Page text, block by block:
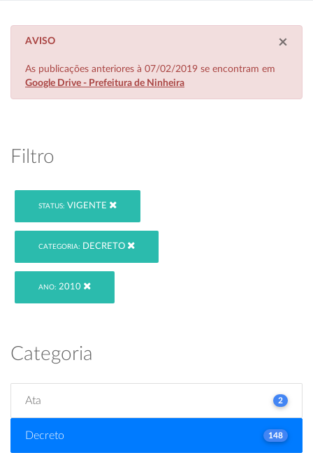
×
AVISO
As publicações anteriores à 07/02/2019 se encontram em
Google Drive - Prefeitura de Ninheira
Filtro
STATUS: VIGENTE
CATEGORIA: DECRETO
ANO: 2010
Categoria
Ata 2
Decreto 148